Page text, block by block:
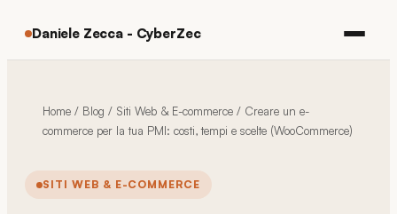
Daniele Zecca - CyberZec
Home / Blog / Siti Web & E-commerce / Creare un e-
commerce per la tua PMI: costi, tempi e scelte (WooCommerce)
SITI WEB & E-COMMERCE